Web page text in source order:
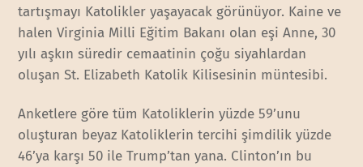
tartışmayı Katolikler yaşayacak görünüyor. Kaine ve
halen Virginia Milli Eğitim Bakanı olan eşi Anne, 30
yılı aşkın süredir cemaatinin çoğu siyahlardan
oluşan St. Elizabeth Katolik Kilisesinin müntesibi.
Anketlere göre tüm Katoliklerin yüzde 59’unu
oluşturan beyaz Katoliklerin tercihi şimdilik yüzde
46’ya karşı 50 ile Trump’tan yana. Clinton’ın bu